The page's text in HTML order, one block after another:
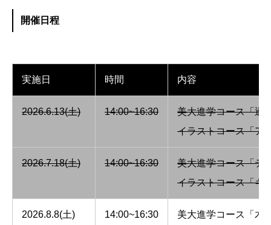
開催日程
実施日 時間 内容
2026.6.13(土) 14:00~16:30
美大進学コース「透
イラストコース「ア
2026.7.18(土) 14:00~16:30
美大進学コース「テ
イラストコース「キ
2026.8.8(土) 14:00~16:30
美大進学コース「木